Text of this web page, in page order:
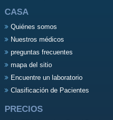
CASA
Quiénes somos
Nuestros médicos
preguntas frecuentes
mapa del sitio
Encuentre un laboratorio
Clasificación de Pacientes
PRECIOS